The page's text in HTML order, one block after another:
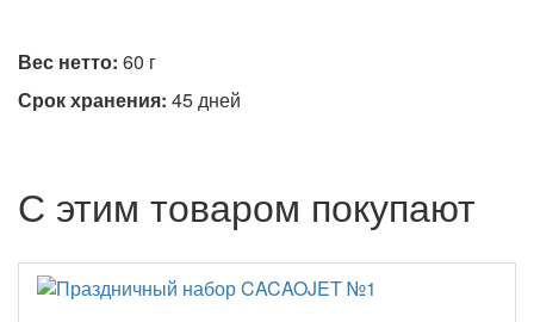
Вес нетто: 60 г
Срок хранения: 45 дней
С этим товаром покупают